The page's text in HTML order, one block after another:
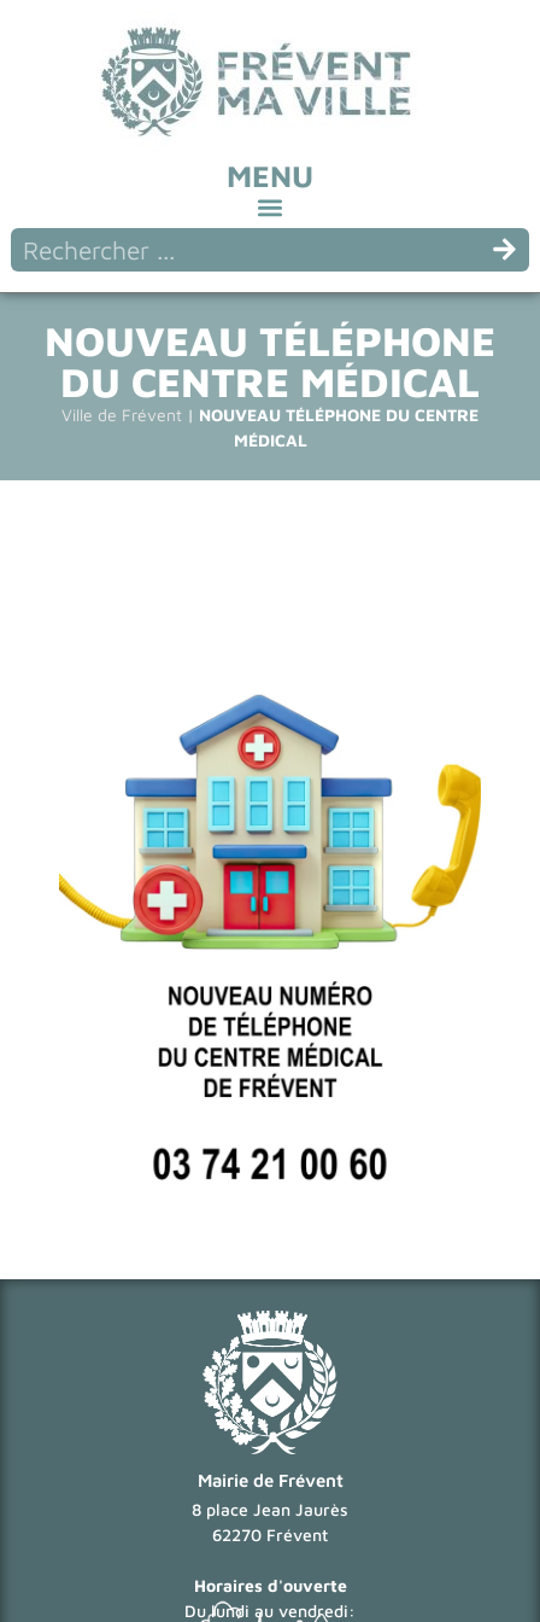
MENU
NOUVEAU TÉLÉPHONE
DU CENTRE MÉDICAL
Ville de Frévent | NOUVEAU TÉLÉPHONE DU CENTRE
MÉDICAL
Mairie de Frévent
8 place Jean Jaurès
62270 Frévent
Horaires d'ouverte
Du lundi au vendredi: